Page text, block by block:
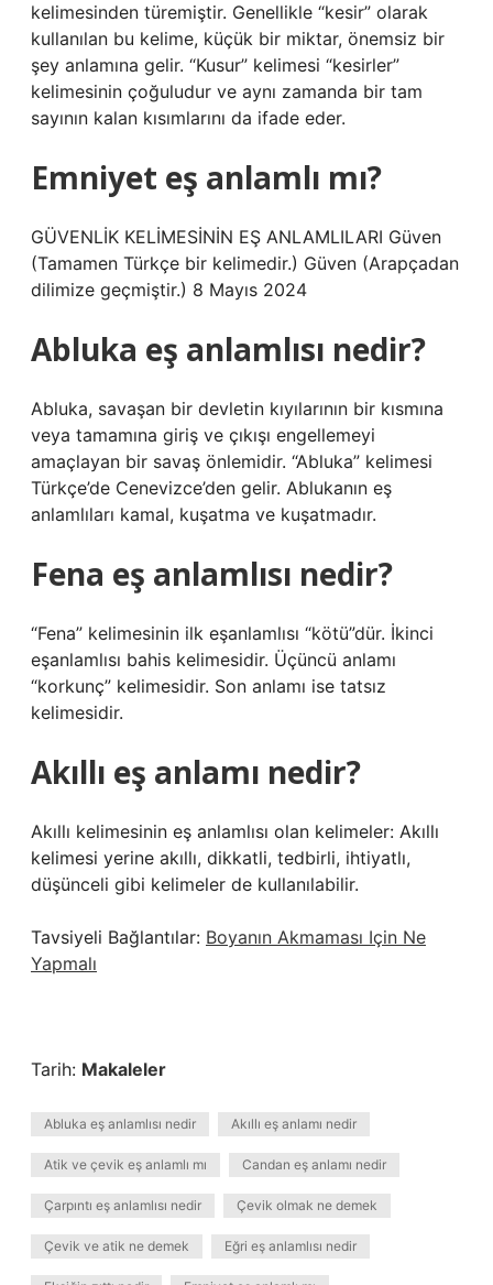
kelimesinden türemiştir. Genellikle “kesir” olarak
kullanılan bu kelime, küçük bir miktar, önemsiz bir
şey anlamına gelir. “Kusur” kelimesi “kesirler”
kelimesinin çoğuludur ve aynı zamanda bir tam
sayının kalan kısımlarını da ifade eder.
Emniyet eş anlamlı mı?
GÜVENLİK KELİMESİNİN EŞ ANLAMLILARI Güven
(Tamamen Türkçe bir kelimedir.) Güven (Arapçadan
dilimize geçmiştir.) 8 Mayıs 2024
Abluka eş anlamlısı nedir?
Abluka, savaşan bir devletin kıyılarının bir kısmına
veya tamamına giriş ve çıkışı engellemeyi
amaçlayan bir savaş önlemidir. “Abluka” kelimesi
Türkçe’de Cenevizce’den gelir. Ablukanın eş
anlamlıları kamal, kuşatma ve kuşatmadır.
Fena eş anlamlısı nedir?
“Fena” kelimesinin ilk eşanlamlısı “kötü”dür. İkinci
eşanlamlısı bahis kelimesidir. Üçüncü anlamı
“korkunç” kelimesidir. Son anlamı ise tatsız
kelimesidir.
Akıllı eş anlamı nedir?
Akıllı kelimesinin eş anlamlısı olan kelimeler: Akıllı
kelimesi yerine akıllı, dikkatli, tedbirli, ihtiyatlı,
düşünceli gibi kelimeler de kullanılabilir.
Tavsiyeli Bağlantılar: Boyanın Akmaması Için Ne
Yapmalı
Tarih: Makaleler
Abluka eş anlamlısı nedir Akıllı eş anlamı nedir
Atik ve çevik eş anlamlı mı Candan eş anlamı nedir
Çarpıntı eş anlamlısı nedir Çevik olmak ne demek
Çevik ve atik ne demek Eğri eş anlamlısı nedir